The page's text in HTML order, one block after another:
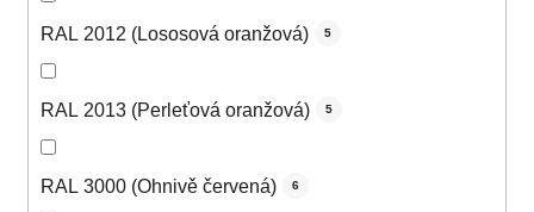
RAL 2012 (Lososová oranžová) 5
RAL 2013 (Perleťová oranžová) 5
RAL 3000 (Ohnivě červená) 6